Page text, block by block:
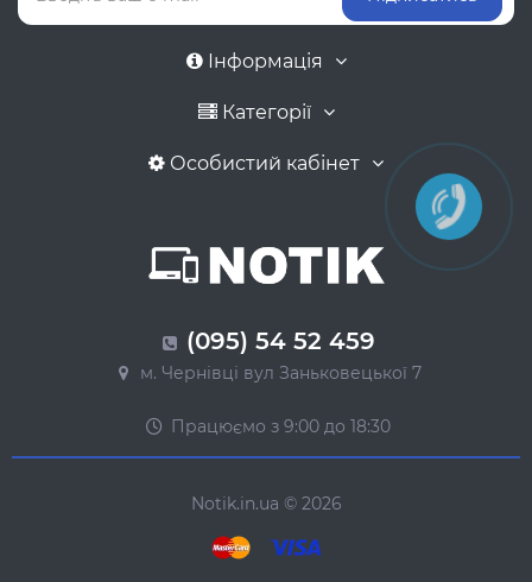
Інформація
Категорії
Особистий кабінет
(095) 54 52 459
м. Чернівці вул Заньковецької 7
Працюємо з 9:00 до 18:30
Notik.in.ua © 2026